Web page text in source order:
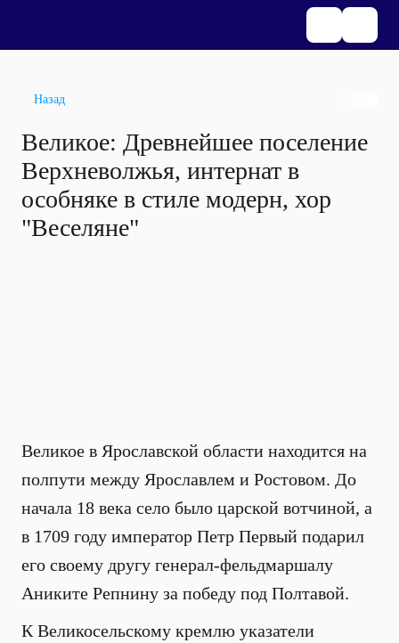
Назад
Великое: Древнейшее поселение
Верхневолжья, интернат в
особняке в стиле модерн, хор
"Веселяне"
Великое в Ярославской области находится на
полпути между Ярославлем и Ростовом. До
начала 18 века село было царской вотчиной, а
в 1709 году император Петр Первый подарил
его своему другу генерал-фельдмаршалу
Аниките Репнину за победу под Полтавой.
К Великосельскому кремлю указатели